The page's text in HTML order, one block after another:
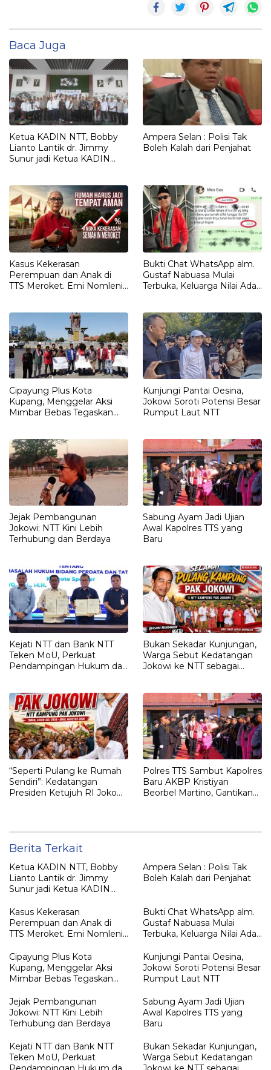
Baca Juga
Ketua KADIN NTT, Bobby
Lianto Lantik dr. Jimmy
Sunur jadi Ketua KADIN
Ampera Selan : Polisi Tak
Boleh Kalah dari Penjahat
Kasus Kekerasan
Perempuan dan Anak di
TTS Meroket. Emi Nomleni :
Bukti Chat WhatsApp alm.
Gustaf Nabuasa Mulai
Terbuka, Keluarga Nilai Ada
Cipayung Plus Kota
Kupang, Menggelar Aksi
Mimbar Bebas Tegaskan
Kepada JOKO WIDODO
Kunjungi Pantai Oesina,
Jokowi Soroti Potensi Besar
Rumput Laut NTT
Jejak Pembangunan
Jokowi: NTT Kini Lebih
Terhubung dan Berdaya
Sabung Ayam Jadi Ujian
Awal Kapolres TTS yang
Baru
Kejati NTT dan Bank NTT
Teken MoU, Perkuat
Pendampingan Hukum dan
Bukan Sekadar Kunjungan,
Warga Sebut Kedatangan
Jokowi ke NTT sebagai
“Seperti Pulang ke Rumah
Sendiri”: Kedatangan
Presiden Ketujuh RI Joko
Polres TTS Sambut Kapolres
Baru AKBP Kristiyan
Beorbel Martino, Gantikan
Berita Terkait
Ketua KADIN NTT, Bobby
Lianto Lantik dr. Jimmy
Sunur jadi Ketua KADIN
Ampera Selan : Polisi Tak
Boleh Kalah dari Penjahat
Kasus Kekerasan
Perempuan dan Anak di
TTS Meroket. Emi Nomleni :
Paling Aman
Bukti Chat WhatsApp alm.
Gustaf Nabuasa Mulai
Terbuka, Keluarga Nilai Ada
Belum Didalami Penyidik
Cipayung Plus Kota
Kupang, Menggelar Aksi
Mimbar Bebas Tegaskan
Gelar “RAJA TIMOR”
Kepada JOKO WIDODO
Kunjungi Pantai Oesina,
Jokowi Soroti Potensi Besar
Rumput Laut NTT
Jejak Pembangunan
Jokowi: NTT Kini Lebih
Terhubung dan Berdaya
Sabung Ayam Jadi Ujian
Awal Kapolres TTS yang
Baru
Kejati NTT dan Bank NTT
Teken MoU, Perkuat
Bukan Sekadar Kunjungan,
Warga Sebut Kedatangan